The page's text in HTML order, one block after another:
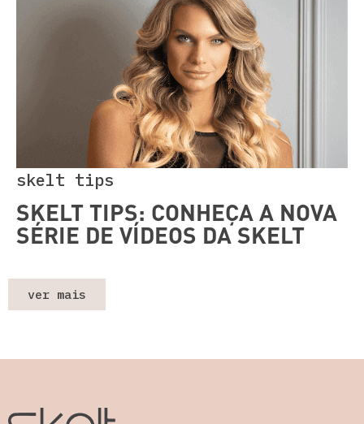
skelt tips
SKELT TIPS: CONHEÇA A NOVA
SÉRIE DE VÍDEOS DA SKELT
ver mais